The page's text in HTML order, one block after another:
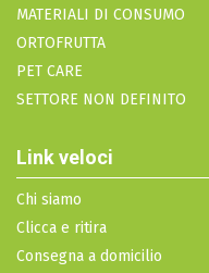
MATERIALI DI CONSUMO
ORTOFRUTTA
PET CARE
SETTORE NON DEFINITO
Link veloci
Chi siamo
Clicca e ritira
Consegna a domicilio